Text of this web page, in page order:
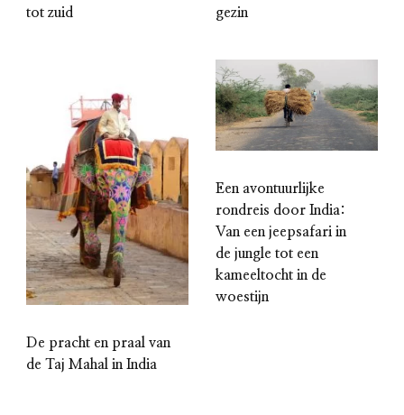
tot zuid
gezin
De pracht en praal van
de Taj Mahal in India
Een avontuurlijke
rondreis door India:
Van een jeepsafari in
de jungle tot een
kameeltocht in de
woestijn